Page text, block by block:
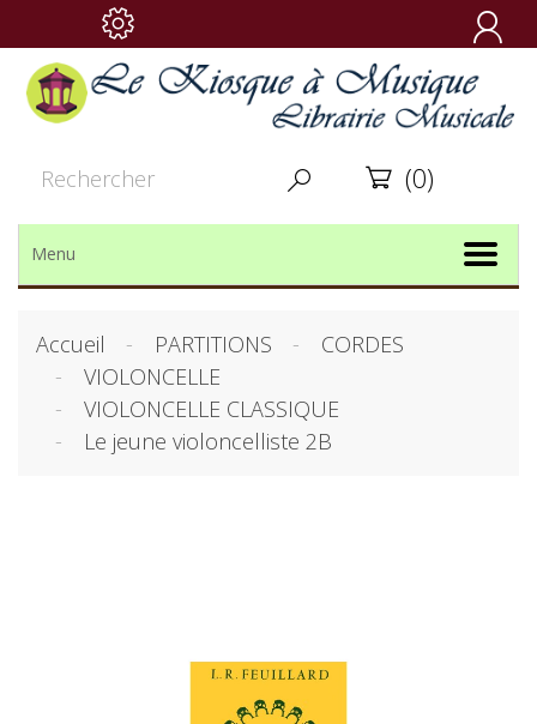

  (0)
Menu
Accueil PARTITIONS
CORDES
VIOLONCELLE
VIOLONCELLE CLASSIQUE
Le jeune violoncelliste 2B